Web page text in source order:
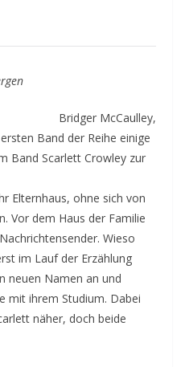
Bridger McCaulley,
Band der Reihe einige
Band Scarlett Crowley zur
Elternhaus, ohne sich von
Vor dem Haus der Familie
Wieso
im Lauf der Erzählung
neuen Namen an und
mit ihrem Studium. Dabei
näher, doch beide